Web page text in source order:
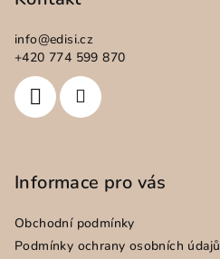
info@edisi.cz
+420 774 599 870
Informace pro vás
Obchodní podmínky
Podmínky ochrany osobních údajů